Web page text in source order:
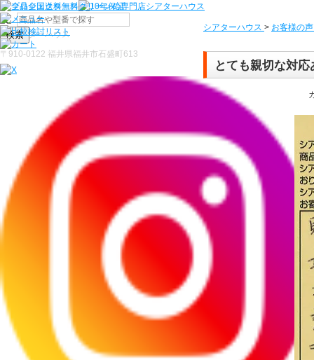
検索
シアターハウス > お客様の声
とても親切な対
〒910-0122 福井県福井市石盛町613